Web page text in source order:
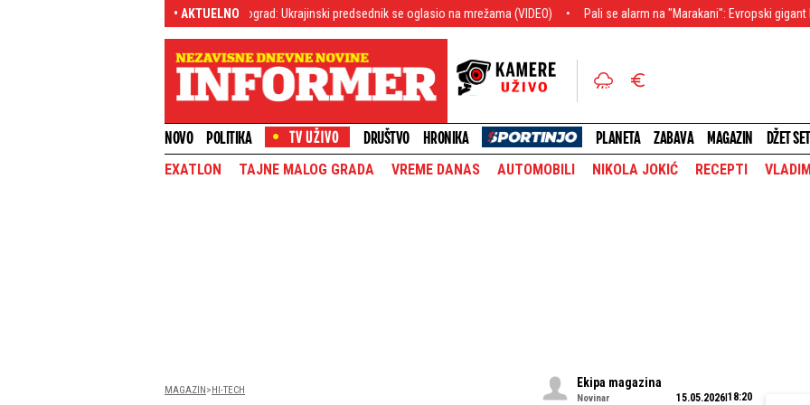
• AKTUELNO
Zelenski stigao u Beograd: Ukrajinski predsednik se oglasio na mrežama (VIDEO) Pali se alarm na "Marakani": Evropski gigant krenuo po
NOVO POLITIKA DRUŠTVO HRONIKA PLANETA ZABAVA MAGAZIN DŽET SET
EXATLON TAJNE MALOG GRADA VREME DANAS AUTOMOBILI NIKOLA JOKIĆ RECEPTI
MAGAZIN HI-TECH
Ekipa magazina
Novinar 15.05.2026 18:20